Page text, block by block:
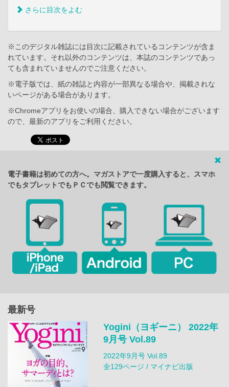
さらに目次をよむ
※このデジタル雑誌には目次に記載されているコンテンツが含ま
れています。それ以外のコンテンツは、本誌のコンテンツであっ
ても含まれていませんのでご注意ください。
※電子版では、紙の雑誌と内容が一部異なる場合や、掲載されな
いページがある場合があります。
※Chromeアプリをお使いの場合、購入できない場合がございます
ので、最新のアプリをご利用ください。
電子書籍は初めての方へ。マガストアで一度購入すると、スマホ
でもタブレットでもＰＣでも閲覧できます。
最新号
Yogini（ヨギーニ） 2022年
9月号 Vol.89
2022年9月号 Vol.89
全129ページ / マイナビ出版